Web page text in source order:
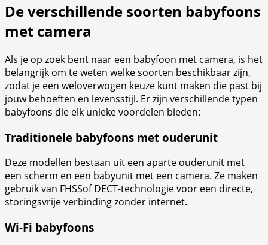
De verschillende soorten babyfoons
met camera
Als je op zoek bent naar een babyfoon met camera, is het
belangrijk om te weten welke soorten beschikbaar zijn,
zodat je een weloverwogen keuze kunt maken die past bij
jouw behoeften en levensstijl. Er zijn verschillende typen
babyfoons die elk unieke voordelen bieden:
Traditionele babyfoons met ouderunit
Deze modellen bestaan uit een aparte ouderunit met
een scherm en een babyunit met een camera. Ze maken
gebruik van FHSSof DECT-technologie voor een directe,
storingsvrije verbinding zonder internet.
Wi-Fi babyfoons